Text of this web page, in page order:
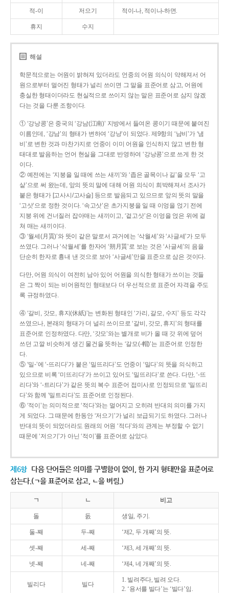
적-이 저으기 적이-나, 적이나-하면.
휴지 수지
해설
학문적으로는 어원이 밝혀져 있더라도 언중의 어원 의식이 약해져서 어
원으로부터 멀어진 형태가 널리 쓰이면 그 말을 표준어로 삼고, 어원에
충실한 형태이더라도 현실적으로 쓰이지 않는 말은 표준어로 삼지 않겠
다는 것을 다룬 조항이다.
① ‘강낭콩’은 중국의 ‘강남(江南)’ 지방에서 들여온 콩이기 때문에 붙여진
이름인데, ‘강남’의 형태가 변하여 ‘강낭’이 되었다. 제9항의 ‘남비’가 ‘냄
비’로 변한 것과 마찬가지로 언중이 이미 어원을 인식하지 않고 변한 형
태대로 발음하는 언어 현실을 그대로 반영하여 ‘강낭콩’으로 쓰게 한 것
이다.
② 예전에는 ‘지붕을 일 때에 쓰는 새끼’와 ‘좁은 골목이나 길’을 모두 ‘고
샅’으로 써 왔는데, 앞의 뜻의 말에 대해 어원 의식이 희박해져서 조사가
붙은 형태가 [고사시/고사슬] 등으로 발음되고 있으므로 앞의 뜻의 말을
‘고삿’으로 정한 것이다. ‘속고삿’은 초가지붕을 일 때 이엉을 얹기 전에
지붕 위에 건너질러 잡아매는 새끼이고, ‘겉고삿’은 이엉을 얹은 위에 걸
쳐 매는 새끼이다.
③ ‘월세(月貰)’와 뜻이 같은 말로서 과거에는 ‘삭월세’와 ‘사글세’가 모두
쓰였다. 그러나 ‘삭월세’를 한자어 ‘朔月貰’로 보는 것은 ‘사글세’의 음을
단순히 한자로 흉내 낸 것으로 보아 ‘사글세’만을 표준으로 삼은 것이다.
다만, 어원 의식이 여전히 남아 있어 어원을 의식한 형태가 쓰이는 것들
은 그 짝이 되는 비어원적인 형태보다 더 우선적으로 표준어 자격을 주도
록 규정하였다.
④ ‘갈비, 갓모, 휴지(休紙)’는 변화된 형태인 ‘가리, 갈모, 수지’ 등도 각각
쓰였으나, 본래의 형태가 더 널리 쓰이므로 ‘갈비, 갓모, 휴지’의 형태를
표준어로 인정하였다. 다만, ‘갓모’와는 별개로 비가 올 때 갓 위에 덮어
쓰던 고깔 비슷하게 생긴 물건을 뜻하는 ‘갈모(-帽)’는 표준어로 인정한
다.
⑤ ‘밀-’에 ‘-뜨리다’가 붙은 ‘밀뜨리다’도 언중이 ‘밀다’의 뜻을 의식하고
있으므로 비록 ‘미뜨리다’가 쓰이고 있어도 ‘밀뜨리다’로 쓴다. 다만, ‘-뜨
리다’와 ‘-트리다’가 같은 뜻의 복수 표준어 접미사로 인정되므로 ‘밀뜨리
다’와 함께 ‘밀트리다’도 표준어로 인정된다.
⑥ ‘적이’는 의미적으로 ‘적다’와는 멀어지고 오히려 반대의 의미를 가지
게 되었다. 그 때문에 한동안 ‘저으기’가 널리 보급되기도 하였다. 그러나
반대의 뜻이 되었더라도 원래의 어원 ‘적다’와의 관계는 부정할 수 없기
때문에 ‘저으기’가 아닌 ‘적이’를 표준어로 삼았다.
제6항 다음 단어들은 의미를 구별함이 없이, 한 가지 형태만을 표준어로
삼는다.(ㄱ을 표준어로 삼고, ㄴ을 버림.)
ㄱ ㄴ 비고
돌 돐 생일, 주기.
둘-째 두-째 ‘제2, 두 개째’의 뜻.
셋-째 세-째 ‘제3, 세 개째’의 뜻.
넷-째 네-째 ‘제4, 네 개째’의 뜻.
빌리다 빌다
1. 빌려주다, 빌려 오다.
2. ‘용서를 빌다’는 ‘빌다’임.